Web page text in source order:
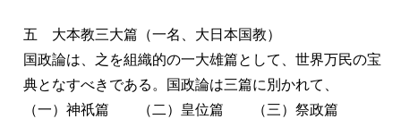
五 大本教三大篇（一名、大日本国教）
国政論は、之を組織的の一大雄篇として、世界万民の宝
典となすべきである。国政論は三篇に別かれて、
（一）神祇篇 （二）皇位篇 （三）祭政篇